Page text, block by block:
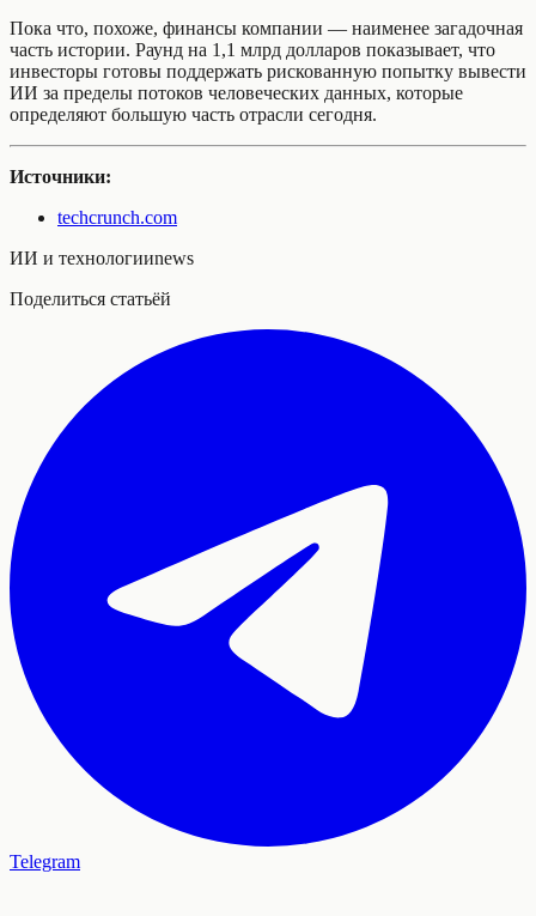
Пока что, похоже, финансы компании — наименее загадочная
часть истории. Раунд на 1,1 млрд долларов показывает, что
инвесторы готовы поддержать рискованную попытку вывести
ИИ за пределы потоков человеческих данных, которые
определяют большую часть отрасли сегодня.
Источники:
techcrunch.com
ИИ и технологииnews
Поделиться статьёй
Telegram